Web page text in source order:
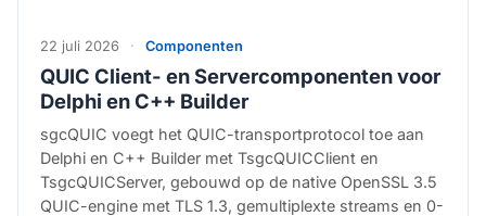
22 juli 2026 · Componenten
QUIC Client- en Servercomponenten voor
Delphi en C++ Builder
sgcQUIC voegt het QUIC-transportprotocol toe aan
Delphi en C++ Builder met TsgcQUICClient en
TsgcQUICServer, gebouwd op de native OpenSSL 3.5
QUIC-engine met TLS 1.3, gemultiplexte streams en 0-